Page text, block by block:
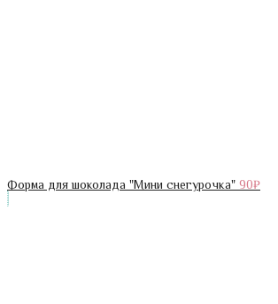
Форма для шоколада "Мини снегурочка" 90₽